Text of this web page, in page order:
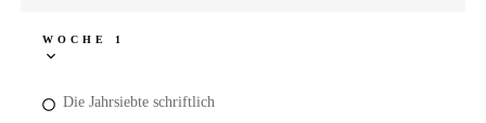
WOCHE 1
Die Jahrsiebte schriftlich